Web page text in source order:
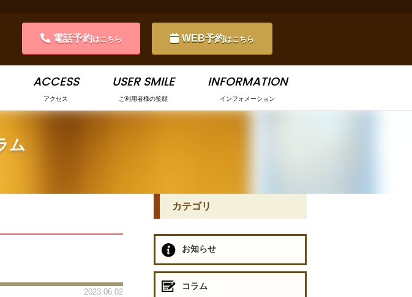
電話予約はこちら WEB予約はこちら
ACCESS
アクセス
USER SMILE
ご利用者様の笑顔
INFORMATION
インフォメーション
ム
2023.06.02
カテゴリ
お知らせ
コラム